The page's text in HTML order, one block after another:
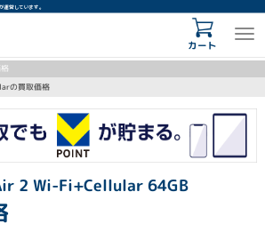
イオシスが運営しています。
カート
の買取価格
2 Wi-Fi+Cellular 64GB